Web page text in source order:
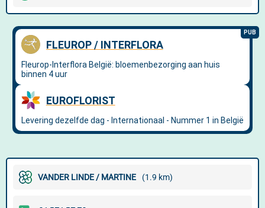
VANDER LINDE / MARTINE (1.9 km)